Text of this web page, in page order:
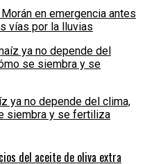
en emergencia antes
vías por la lluvias
ya no depende del clima,
siembra y se fertiliza